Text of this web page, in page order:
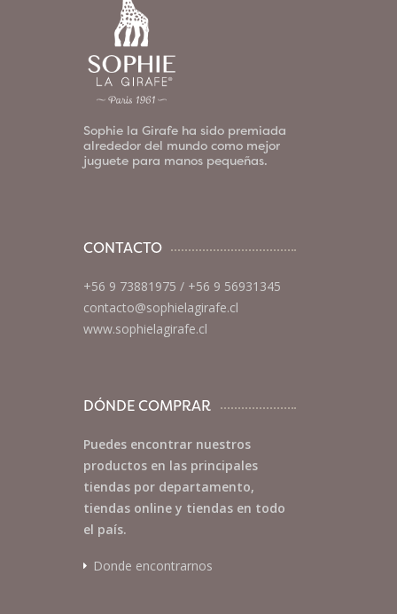
Sophie la Girafe ha sido premiada
alrededor del mundo como mejor
juguete para manos pequeñas.
CONTACTO
+56 9 73881975 / +56 9 56931345
contacto@sophielagirafe.cl
www.sophielagirafe.cl
DÓNDE COMPRAR
Puedes encontrar nuestros
productos en las principales
tiendas por departamento,
tiendas online y tiendas en todo
el país.
Donde encontrarnos